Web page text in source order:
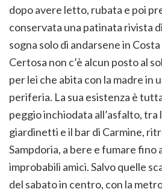
dopo avere letto, rubata e poi
conservata una patinata rivista
sogna solo di andarsene in
Certosa non c’è alcun posto al
per lei che abita con la madre in
periferia. La sua esistenza è
peggio inchiodata all’asfalto, tra
giardinetti e il bar di Carmine,
Sampdoria, a bere e fumare fino
improbabili amici. Salvo quelle
del sabato in centro, con la